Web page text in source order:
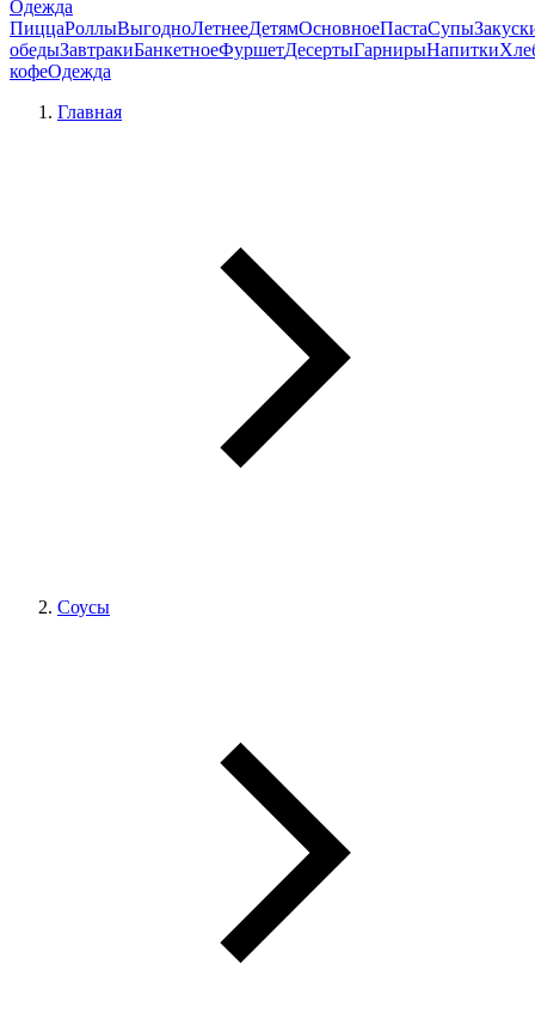
Одежда
ПиццаРоллыВыгодноЛетнееДетямОсновноеПастаСупы
обедыЗавтракиБанкетноеФуршетДесертыГарнирыНапитки
кофеОдежда
Главная
Соусы